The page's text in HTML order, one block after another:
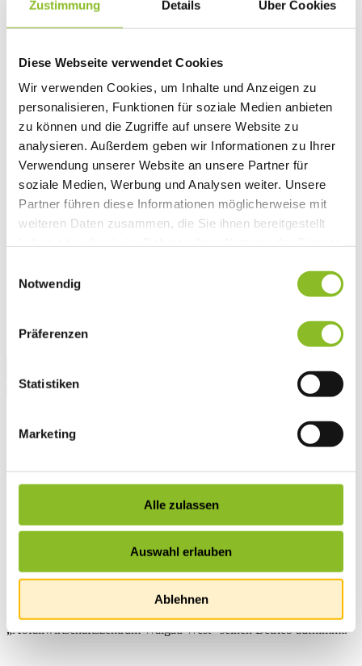
Zustimmung Details Über Cookies
Diese Webseite verwendet Cookies
Wir verwenden Cookies, um Inhalte und Anzeigen zu
personalisieren, Funktionen für soziale Medien anbieten
zu können und die Zugriffe auf unsere Website zu
analysieren. Außerdem geben wir Informationen zu Ihrer
Verwendung unserer Website an unsere Partner für
soziale Medien, Werbung und Analysen weiter. Unsere
Partner führen diese Informationen möglicherweise mit
weiteren Daten zusammen, die Sie ihnen bereitgestellt
Notwendig
Präferenzen
Statistiken
Marketing
Alle zulassen
Auswahl erlauben
Ablehnen
Vereinsleben
Vereinsservice
Veranstaltungen
Veranstaltungskalender
Wirtschaft
Unternehmen & Standort
Nahversorgerliste
Betriebe
Wirtschaftsstandort Frastanz
Gemeindeentwicklung
Wige Frastanz
Wirtschaftsgemeinschaft
Herbstmarkt
Tourismus
Gastronomie
Übersicht
News
Abfallsammelzentrum
Frastanz an neuem Standort
Ab 1. Jänner 2019 wird das Abfallsammelzentrum Frastanz
vorübergehend im ehemaligen „Bayer Areal“ eingerichtet. Der
Standort soll aufgelöst werden sobald das angestrebte
„Abfallwirtschaftszentrum Walgau West“ seinen Betrieb aufnimmt.